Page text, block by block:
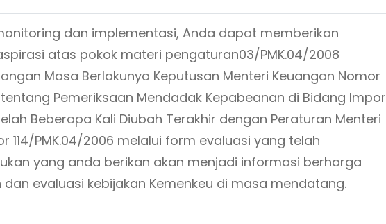
dan implementasi, Anda dapat memberikan
atas pokok materi pengaturan03/PMK.04/2008
Masa Berlakunya Keputusan Menteri Keuangan Nomor
tentang Pemeriksaan Mendadak Kepabeanan di Bidang Impor
Beberapa Kali Diubah Terakhir dengan Peraturan Menteri
114/PMK.04/2006 melalui form evaluasi yang telah
yang anda berikan akan menjadi informasi berharga
evaluasi kebijakan Kemenkeu di masa mendatang.